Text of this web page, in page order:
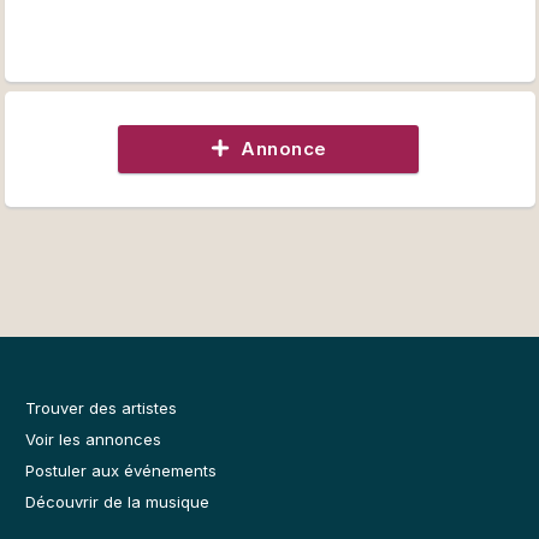
Annonce
Trouver des artistes
Voir les annonces
Postuler aux événements
Découvrir de la musique